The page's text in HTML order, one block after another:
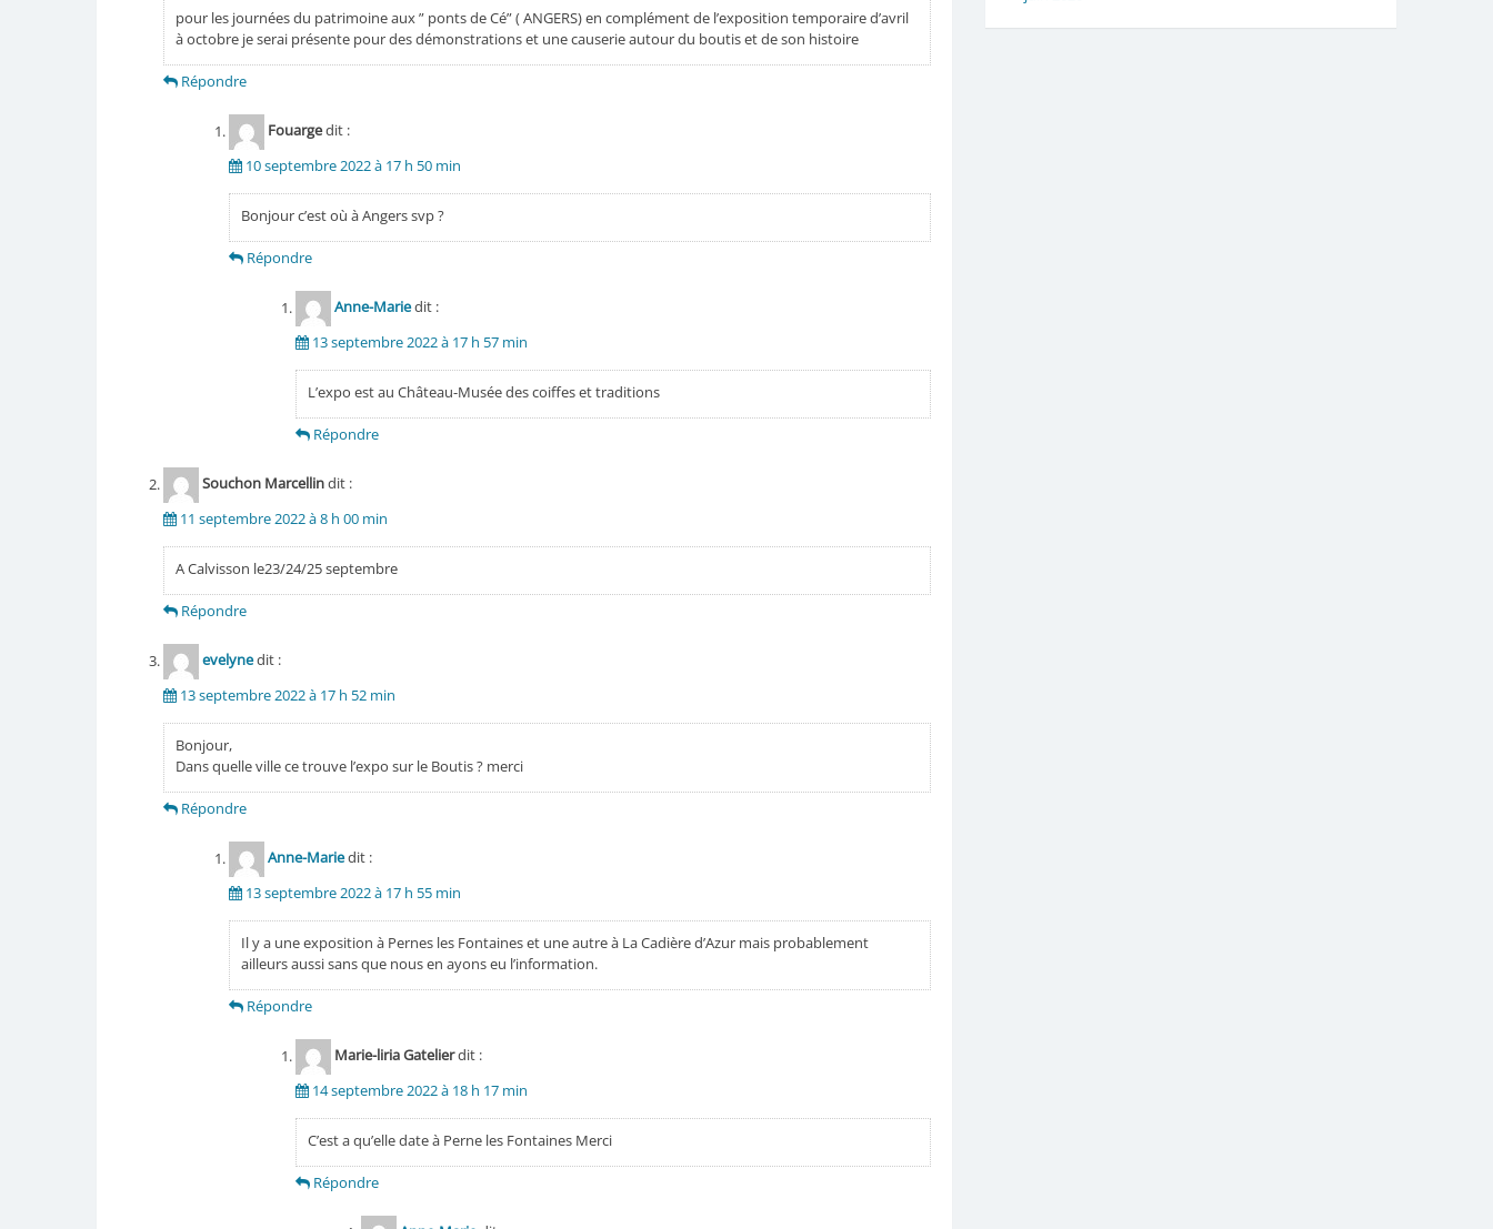
pour les journées du patrimoine aux ” ponts de Cé” ( ANGERS) en complément de l’exposition temporaire d’avril
à octobre je serai présente pour des démonstrations et une causerie autour du boutis et de son histoire
Répondre
Fouargedit :
10 septembre 2022 à 17 h 50 min
Bonjour c’est où à Angers svp ?
Répondre
Anne-Mariedit :
13 septembre 2022 à 17 h 57 min
L’expo est au Château-Musée des coiffes et traditions
Répondre
Souchon Marcellindit :
11 septembre 2022 à 8 h 00 min
A Calvisson le23/24/25 septembre
Répondre
evelynedit :
13 septembre 2022 à 17 h 52 min
Bonjour,
Dans quelle ville ce trouve l’expo sur le Boutis ? merci
Répondre
Anne-Mariedit :
13 septembre 2022 à 17 h 55 min
Il y a une exposition à Pernes les Fontaines et une autre à La Cadière d’Azur mais probablement
ailleurs aussi sans que nous en ayons eu l’information.
Répondre
Marie-liria Gatelierdit :
14 septembre 2022 à 18 h 17 min
C’est a qu’elle date à Perne les Fontaines Merci
Répondre